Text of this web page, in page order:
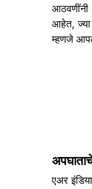
आठवणींनी
आहेत, ज्या
म्हणजे
एअर